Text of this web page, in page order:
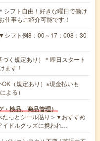
シフト自由！好きな曜日で働け
仕事もご紹介可能です！
フト例8：00～17：008：30
づく規定あり）＊即日スタート
ます！
（規定あり）※現金払いも
よる）
・検品、商品管理）
たっとシール貼り＞▼おすすめ
ドルグッズに携われ…